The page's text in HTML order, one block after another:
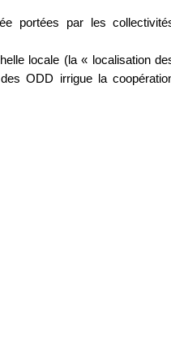
portées par les
locale (la « localisation
ODD irrigue la